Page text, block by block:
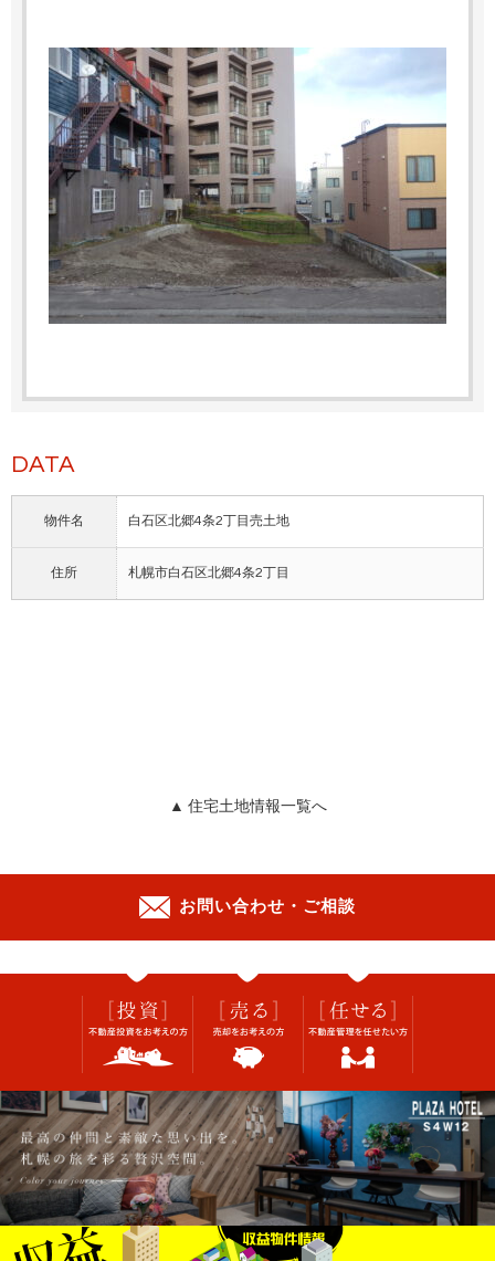
DATA
物件名 白石区北郷4条2丁目売土地
住所 札幌市白石区北郷4条2丁目
▲ 住宅土地情報一覧へ
お問い合わせ・ご相談